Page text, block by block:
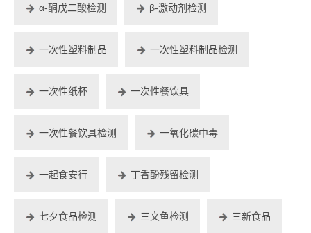
α-酮戊二酸检测 β-激动剂检测
一次性塑料制品 一次性塑料制品检测
一次性纸杯 一次性餐饮具
一次性餐饮具检测 一氧化碳中毒
一起食安行 丁香酚残留检测
七夕食品检测 三文鱼检测 三新食品